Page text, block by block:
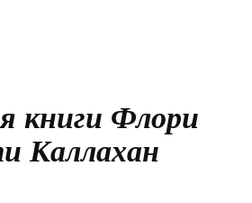
книги Флори
Каллахан